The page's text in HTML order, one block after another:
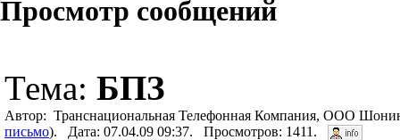
Просмотр сообщений
Тема: БПЗ
Автор: Транснациональная Телефонная Компания, ООО
письмо). Дата: 07.04.09 09:37. Просмотров: 1411.